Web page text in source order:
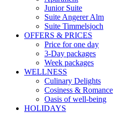
Junior Suite
Suite Angerer Alm
Suite Timmelsjoch
OFFERS & PRICES
Price for one day
3-Day packages
Week packages
WELLNESS
Culinary Delights
Cosiness & Romance
Oasis of well-being
HOLIDAYS